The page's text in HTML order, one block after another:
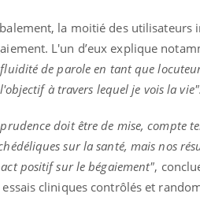
la moitié des utilisateurs
L'un d’eux explique
de parole en tant que
à travers lequel je vois la vie".
doit être de mise, compte
sur la santé, mais nos
positif sur le bégaiement",
essais cliniques contrôlés et